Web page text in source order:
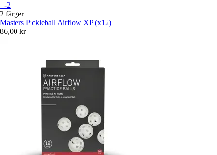
+-2
2 färger
Masters Pickleball Airflow XP (x12)
86,00 kr